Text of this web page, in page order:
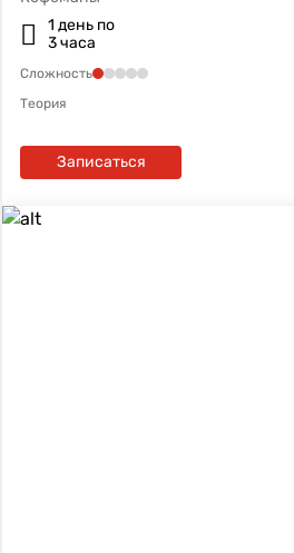
1 день по
3 часа
Сложность
Теория
Записаться